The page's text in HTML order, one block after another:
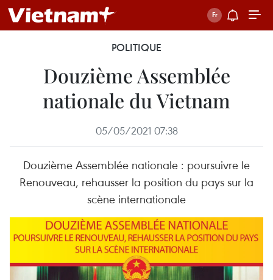
POLITIQUE
Douzième Assemblée
nationale du Vietnam
05/05/2021 07:38
Douzième Assemblée nationale : poursuivre le
Renouveau, rehausser la position du pays sur la
scène internationale